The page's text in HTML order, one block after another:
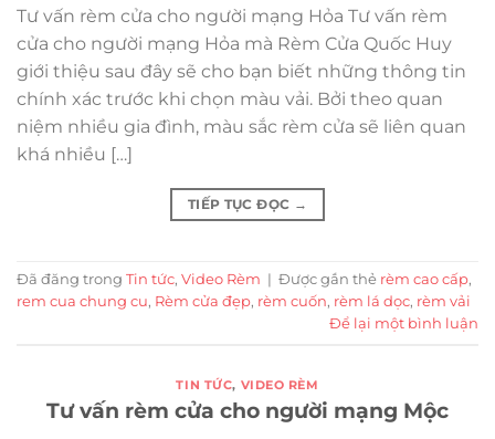
Tư vấn rèm cửa cho người mạng Hỏa Tư vấn rèm
cửa cho người mạng Hỏa mà Rèm Cửa Quốc Huy
giới thiệu sau đây sẽ cho bạn biết những thông tin
chính xác trước khi chọn màu vải. Bởi theo quan
niệm nhiều gia đình, màu sắc rèm cửa sẽ liên quan
khá nhiều […]
TIẾP TỤC ĐỌC →
Đã đăng trong Tin tức, Video Rèm | Được gắn thẻ rèm cao cấp,
rem cua chung cu, Rèm cửa đẹp, rèm cuốn, rèm lá dọc, rèm vải
Để lại một bình luận
TIN TỨC, VIDEO RÈM
Tư vấn rèm cửa cho người mạng Mộc